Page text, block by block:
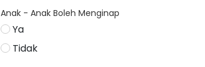
Anak - Anak Boleh Menginap
Ya
Tidak